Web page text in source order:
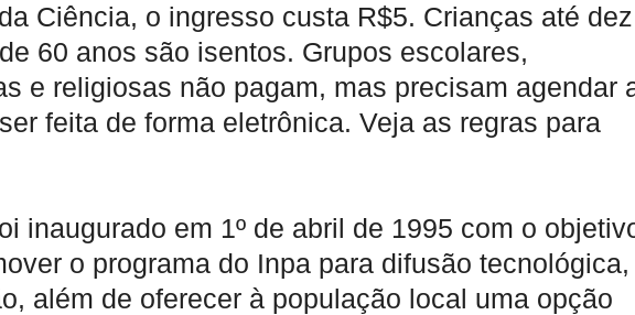
Ciência, o ingresso custa R$5. Crianças até dez
60 anos são isentos. Grupos escolares,
e religiosas não pagam, mas precisam agendar
feita de forma eletrônica. Veja as regras para
inaugurado em 1º de abril de 1995 com o
o programa do Inpa para difusão tecnológica,
além de oferecer à população local uma opção